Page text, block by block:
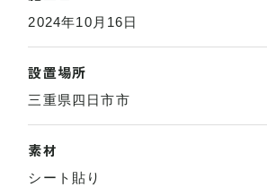
2024年10月16日
設置場所
三重県四日市市
素材
シート貼り